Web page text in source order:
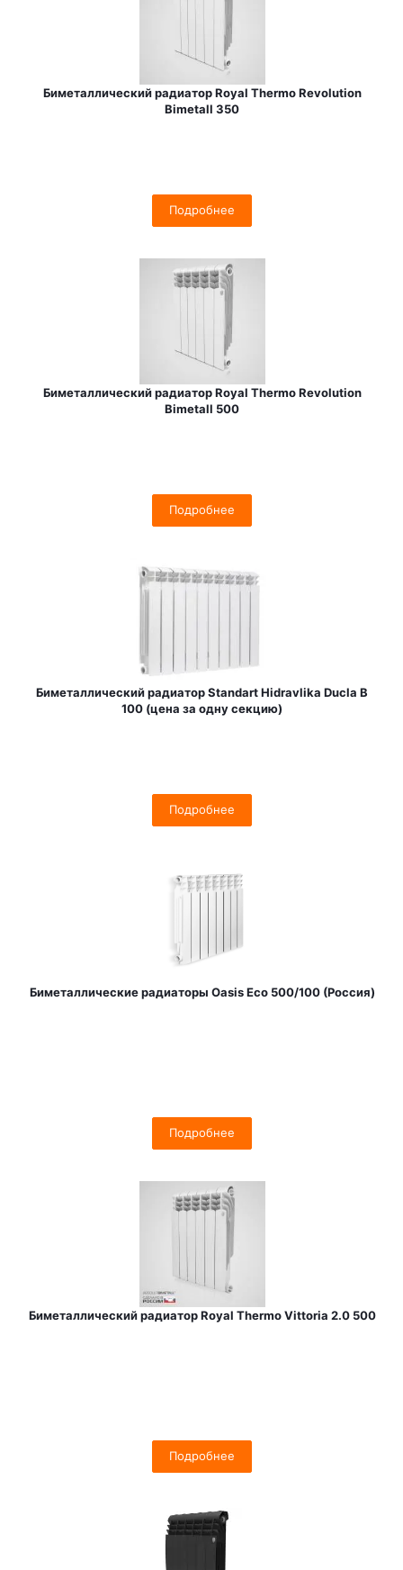
Биметаллический радиатор Royal Thermo Revolution
Bimetall 350
Подробнее
Биметаллический радиатор Royal Thermo Revolution
Bimetall 500
Подробнее
Биметаллический радиатор Standart Hidravlika Ducla B
100 (цена за одну секцию)
Подробнее
Биметаллические радиаторы Oasis Eco 500/100 (Россия)
Подробнее
Биметаллический радиатор Royal Thermo Vittoria 2.0 500
Подробнее